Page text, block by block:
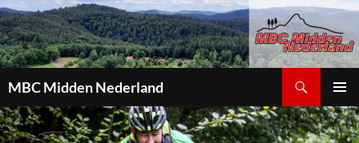
MBC Midden Nederland
MENU
NAAR
DE